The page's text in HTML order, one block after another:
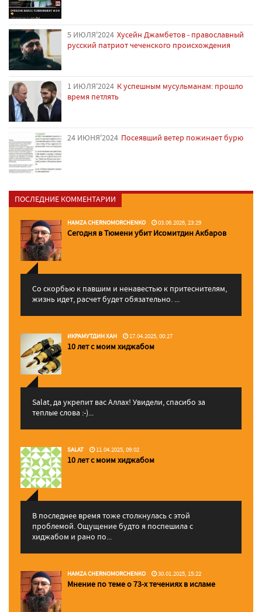
5 ИЮЛЯ'2024 Хусейн Джамбетов - православный
русский патриот чеченского происхождения
1 ИЮЛЯ'2024 К успешным мусульманам: прошло
время петлять
24 ИЮНЯ'2024 Посеявший ветер пожинает бурю
ПОСЛЕДНИЕ КОММЕНТАРИИ
HAMZA CHERNOMORCHENKO 03.06.2026, 23:29
Сегодня в Тюмени убит Исомитдин Акбаров
Со скорбью к павшим и ненавестью к притеснителям,
жизнь идет, расчет будет обязательно. ...
ИКРАМУТДИН ХАН 17.04.2025, 00:27
10 лет с моим хиджабом
Salat, да укрепит вас Аллаx! Увидели, спасибо за
теплые слова :-)...
SALAT 11.04.2025, 09:02
10 лет с моим хиджабом
В последнее время тоже столкнулась с этой
проблемой. Ощущение будто я поспешила с
хиджабом и рано по...
HAMZA CHERNOMORCHENKO 30.01.2025, 15:22
Мнение по теме о 73-х течениях в исламе